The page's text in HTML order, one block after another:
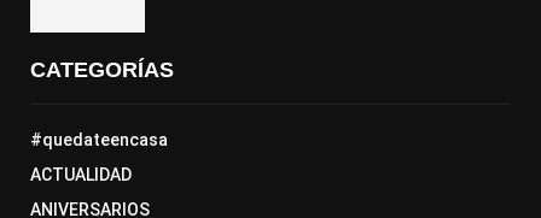
CATEGORÍAS
#quedateencasa
ACTUALIDAD
ANIVERSARIOS